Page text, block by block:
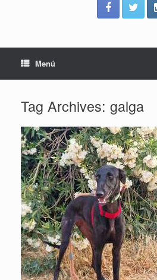
Menú
Tag Archives: galga